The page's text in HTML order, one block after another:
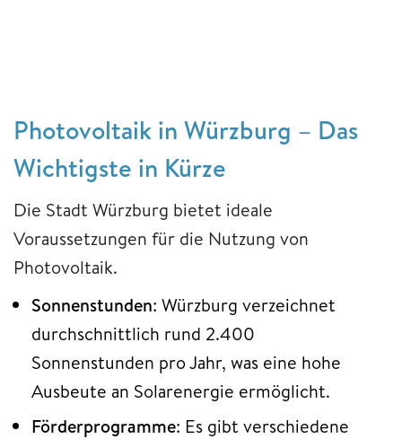
Photovoltaik in Würzburg – Das
Wichtigste in Kürze
Die Stadt Würzburg bietet ideale
Voraussetzungen für die Nutzung von
Photovoltaik.
Sonnenstunden: Würzburg verzeichnet
durchschnittlich rund 2.400
Sonnenstunden pro Jahr, was eine hohe
Ausbeute an Solarenergie ermöglicht.
Förderprogramme: Es gibt verschiedene